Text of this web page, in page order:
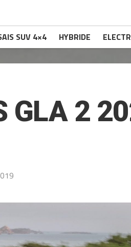
SUV 4×4 HYBRIDE
GLA 2